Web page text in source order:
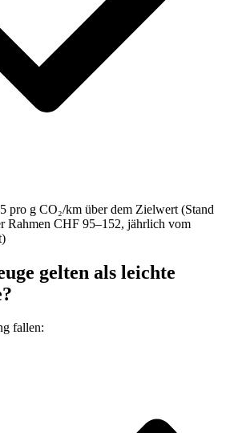
pro g CO₂/km über dem Zielwert (Stand
Rahmen CHF 95–152, jährlich vom
gelten als leichte
fallen: